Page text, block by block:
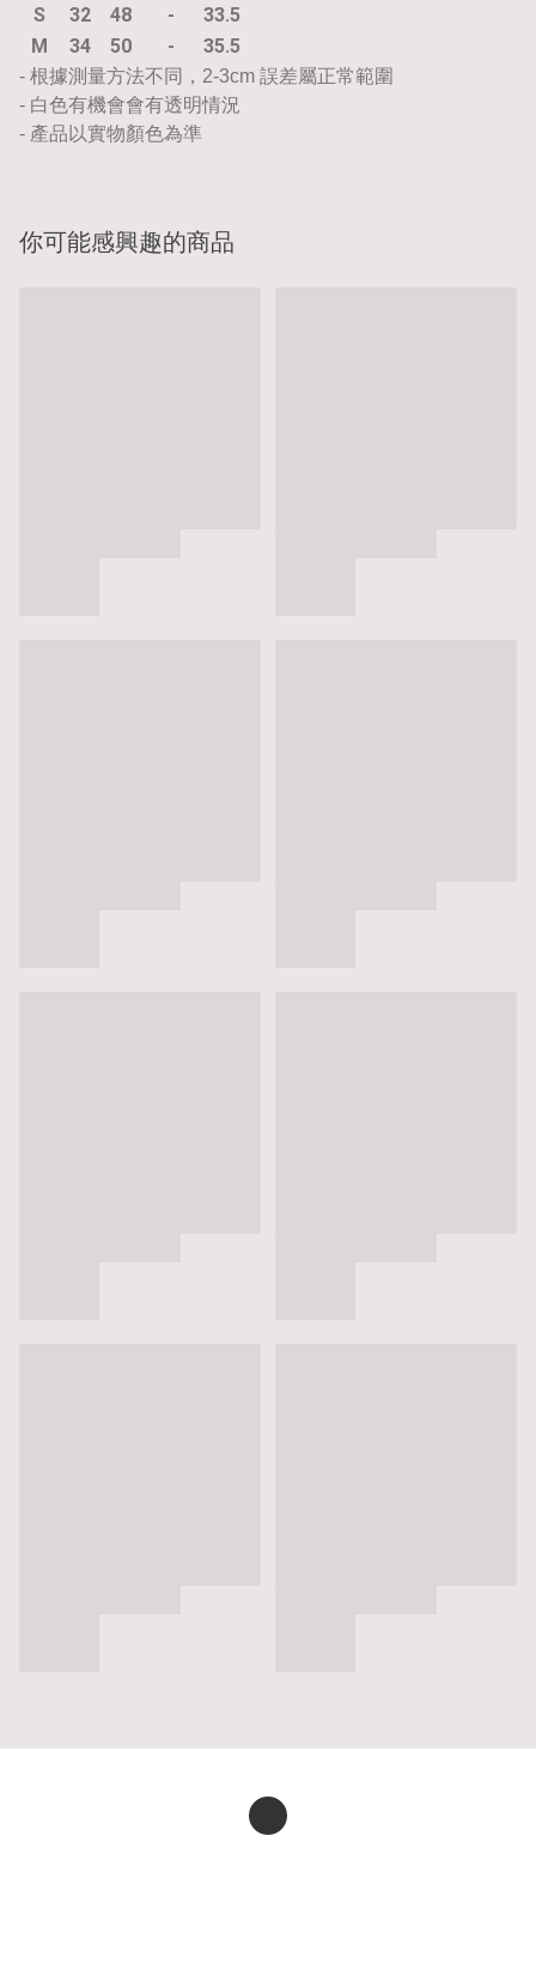
S
32 48 -
33.5
M
34 50 - 35.5
- 根據測量方法不同，2-3cm 誤差屬正常範圍
- 白色有機會會有透明情況
- 產品以實物顏色為準
你可能感興趣的商品